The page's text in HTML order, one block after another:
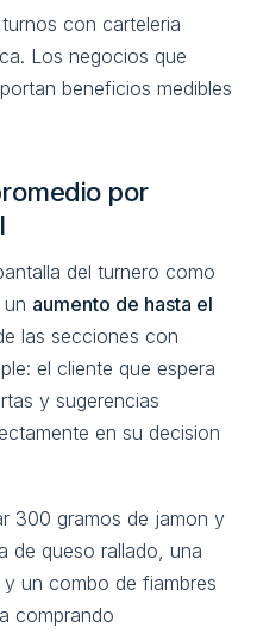
con carteleria
Los negocios que
beneficios medibles
por
del turnero como
aumento de hasta el
las secciones con
el cliente que espera
y sugerencias
en su decision
300 gramos de jamon y
de queso rallado, una
un combo de fiambres
comprando